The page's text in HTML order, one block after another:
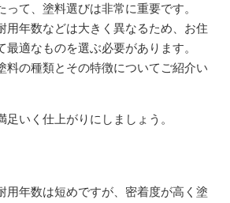
て、塗料選びは非常に重要です。
用年数などは大きく異なるため、お住
最適なものを選ぶ必要があります。
料の種類とその特徴についてご紹介い
いく仕上がりにしましょう。
用年数は短めですが、密着度が高く塗